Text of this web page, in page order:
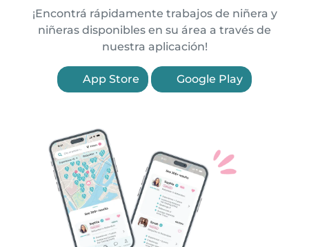
¡Encontrá rápidamente trabajos de niñera y
niñeras disponibles en su área a través de
nuestra aplicación!
App Store Google Play